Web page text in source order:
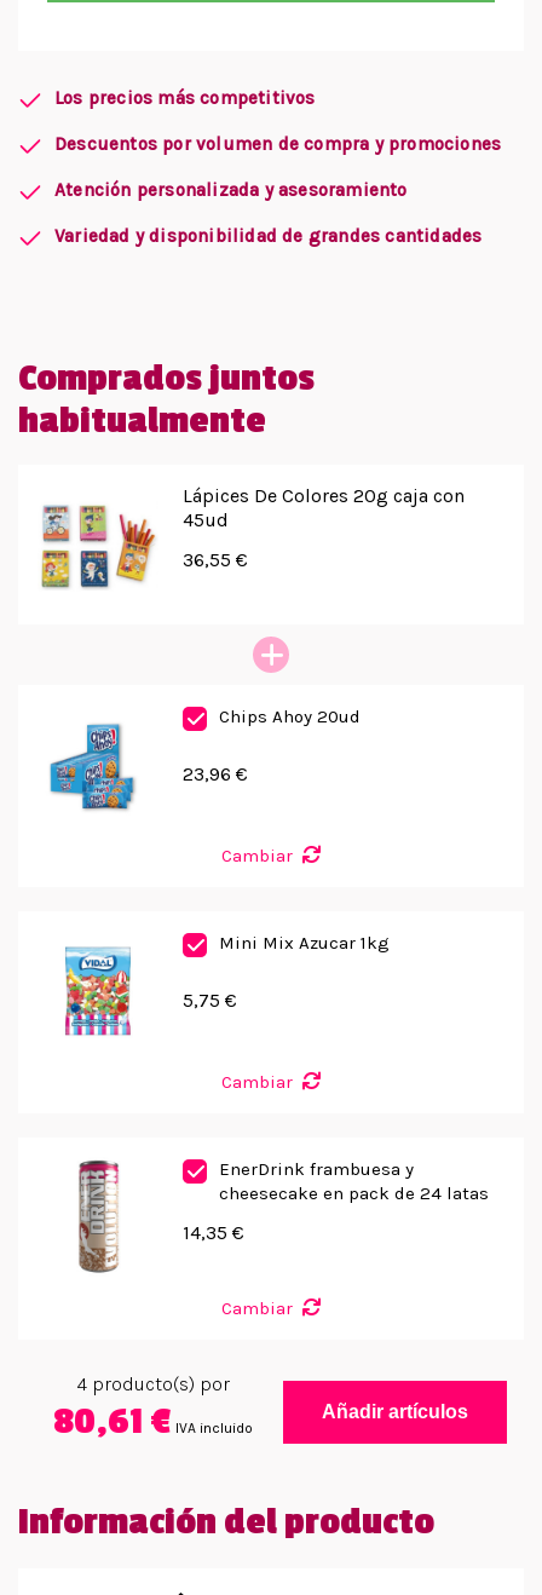
Los precios más competitivos
Descuentos por volumen de compra y promociones
Atención personalizada y asesoramiento
Variedad y disponibilidad de grandes cantidades
Comprados juntos
habitualmente
Lápices De Colores 20g caja con
45ud
36,55 €
Chips Ahoy 20ud
23,96 €
Cambiar
Mini Mix Azucar 1kg
5,75 €
Cambiar
EnerDrink frambuesa y
cheesecake en pack de 24 latas
14,35 €
Cambiar
4producto(s) por
80,61 € IVA incluido
Añadir artículos
Información del producto